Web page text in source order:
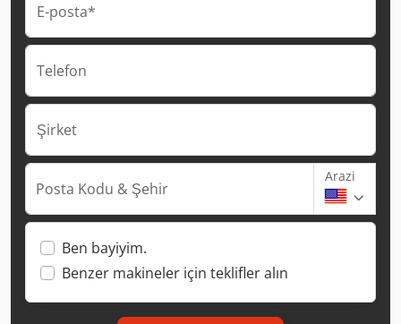
E-posta*
Telefon
Şirket
Posta Kodu & Şehir
Arazi
Ben bayiyim.
Benzer makineler için teklifler alın